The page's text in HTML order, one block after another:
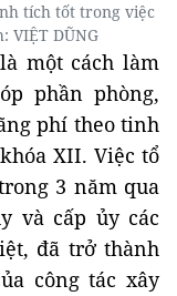
tích tốt trong việc
VIỆT DŨNG
một cách làm
phần phòng,
phí theo tinh
XII. Việc tổ
3 năm qua
và cấp ủy các
đã trở thành
công tác xây